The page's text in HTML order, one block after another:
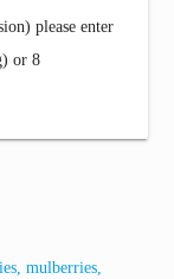
please enter
or 8
mulberries,